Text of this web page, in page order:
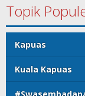
Topik
Kapuas
Kuala Kapuas